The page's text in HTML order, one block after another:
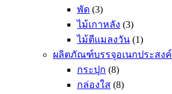
พัด (3)
ไม้เกาหลัง (3)
ไม้ตีแมลงวัน (1)
ผลิตภัณฑ์บรรจุอเนกประสงค์
กระปุก (8)
กล่องใส (8)